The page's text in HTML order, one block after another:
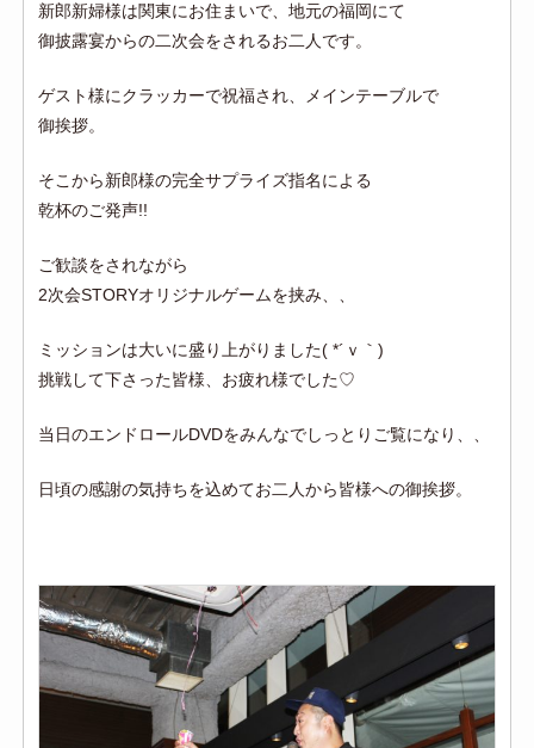
新郎新婦様は関東にお住まいで、地元の福岡にて
御披露宴からの二次会をされるお二人です。
ゲスト様にクラッカーで祝福され、メインテーブルで
御挨拶。
そこから新郎様の完全サプライズ指名による
乾杯のご発声!!
ご歓談をされながら
2次会STORYオリジナルゲームを挟み、、
ミッションは大いに盛り上がりました( *´ｖ｀)
挑戦して下さった皆様、お疲れ様でした♡
当日のエンドロールDVDをみんなでしっとりご覧になり、、
日頃の感謝の気持ちを込めてお二人から皆様への御挨拶。